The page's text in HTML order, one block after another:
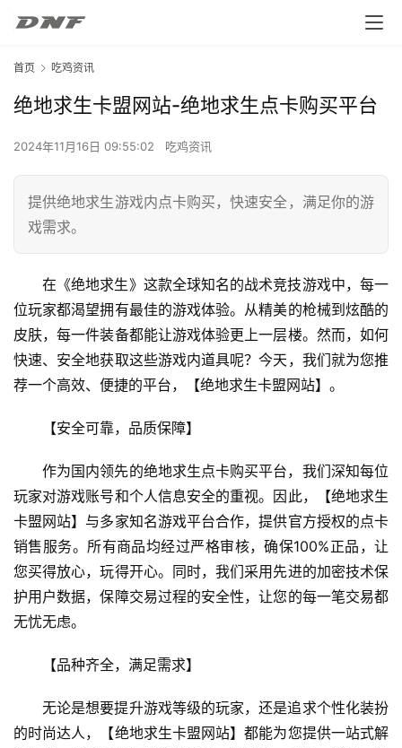
首页 吃鸡资讯
绝地求生卡盟网站-绝地求生点卡购买平台
2024年11月16日 09:55:02 吃鸡资讯
提供绝地求生游戏内点卡购买，快速安全，满足你的游
戏需求。
在《绝地求生》这款全球知名的战术竞技游戏中，每一
位玩家都渴望拥有最佳的游戏体验。从精美的枪械到炫酷的
皮肤，每一件装备都能让游戏体验更上一层楼。然而，如何
快速、安全地获取这些游戏内道具呢？今天，我们就为您推
荐一个高效、便捷的平台，【绝地求生卡盟网站】。
【安全可靠，品质保障】
作为国内领先的绝地求生点卡购买平台，我们深知每位
玩家对游戏账号和个人信息安全的重视。因此，【绝地求生
卡盟网站】与多家知名游戏平台合作，提供官方授权的点卡
销售服务。所有商品均经过严格审核，确保100%正品，让
您买得放心，玩得开心。同时，我们采用先进的加密技术保
护用户数据，保障交易过程的安全性，让您的每一笔交易都
无忧无虑。
【品种齐全，满足需求】
无论是想要提升游戏等级的玩家，还是追求个性化装扮
的时尚达人，【绝地求生卡盟网站】都能为您提供一站式解